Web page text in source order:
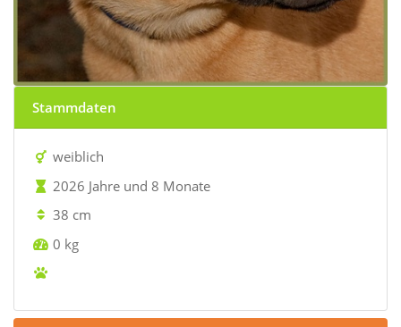
Stammdaten
weiblich
2026 Jahre und 8 Monate
38 cm
0 kg